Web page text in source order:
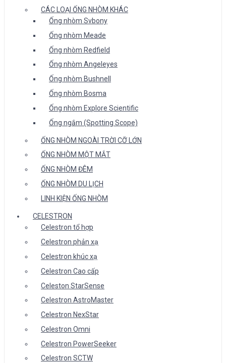
CÁC LOẠI ỐNG NHÒM KHÁC
Ống nhòm Svbony
Ống nhòm Meade
Ống nhòm Redfield
Ống nhòm Angeleyes
Ống nhòm Bushnell
Ống nhòm Bosma
Ống nhòm Explore Scientific
Ống ngắm (Spotting Scope)
ỐNG NHÒM NGOÀI TRỜI CỠ LỚN
ỐNG NHÒM MỘT MẮT
ỐNG NHÒM ĐÊM
ỐNG NHÒM DU LỊCH
LINH KIỆN ỐNG NHÒM
CELESTRON
Celestron tổ hợp
Celestron phản xạ
Celestron khúc xạ
Celestron Cao cấp
Celeston StarSense
Celestron AstroMaster
Celestron NexStar
Celestron Omni
Celestron PowerSeeker
Celestron SCTW